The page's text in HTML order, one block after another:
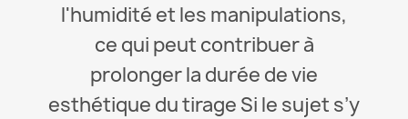
l'humidité et les manipulations,
ce qui peut contribuer à
prolonger la durée de vie
esthétique du tirage Si le sujet s’y